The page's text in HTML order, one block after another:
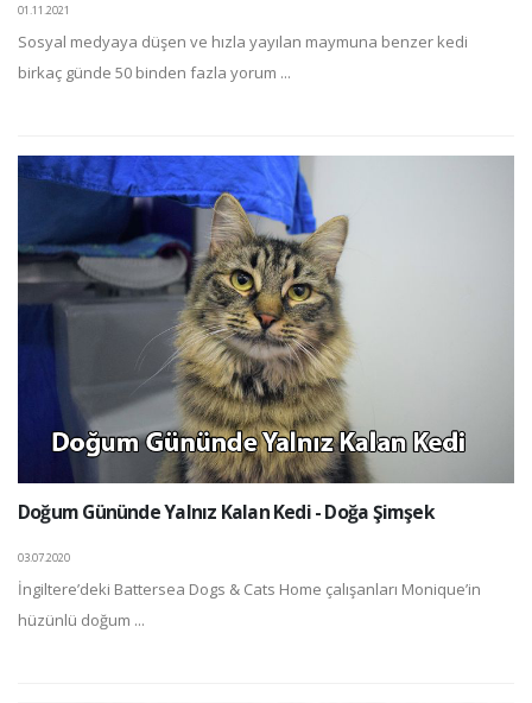
01.11.2021
Sosyal medyaya düşen ve hızla yayılan maymuna benzer kedi
birkaç günde 50 binden fazla yorum ...
Doğum Gününde Yalnız Kalan Kedi - Doğa Şimşek
03.07.2020
İngiltere’deki Battersea Dogs & Cats Home çalışanları Monique’in
hüzünlü doğum ...